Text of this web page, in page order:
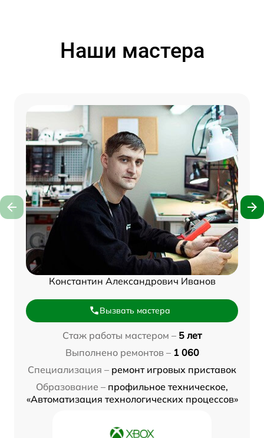
Наши мастера
Константин Александрович Иванов
Вызвать мастера
Стаж работы мастером – 5 лет
Выполнено ремонтов – 1 060
Специализация – ремонт игровых приставок
Образование – профильное техническое,
«Автоматизация технологических процессов»